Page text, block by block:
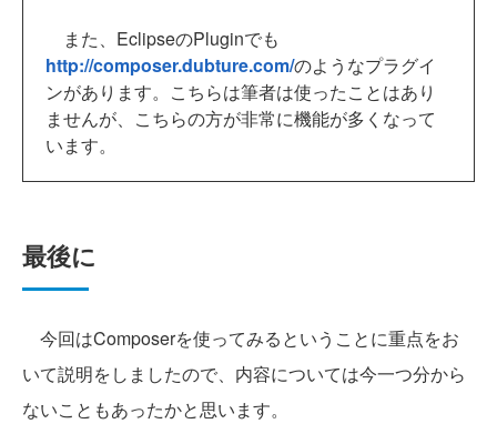
また、EclipseのPluginでも
http://composer.dubture.com/のようなプラグイ
ンがあります。こちらは筆者は使ったことはあり
ませんが、こちらの方が非常に機能が多くなって
います。
最後に
今回はComposerを使ってみるということに重点をお
いて説明をしましたので、内容については今一つ分から
ないこともあったかと思います。